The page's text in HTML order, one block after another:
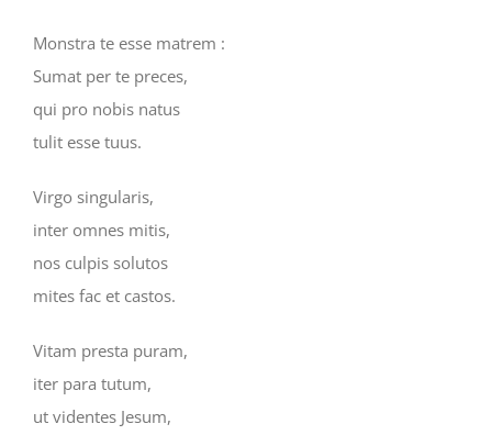
Monstra te esse matrem :
Sumat per te preces,
qui pro nobis natus
tulit esse tuus.
Virgo singularis,
inter omnes mitis,
nos culpis solutos
mites fac et castos.
Vitam presta puram,
iter para tutum,
ut videntes Jesum,